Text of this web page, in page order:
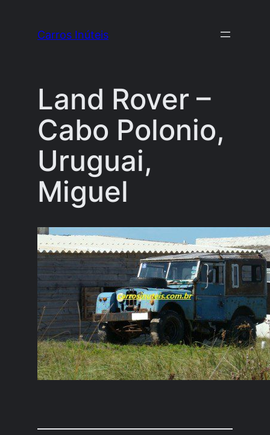
Carros Inúteis
Land Rover –
Cabo Polonio,
Uruguai,
Miguel